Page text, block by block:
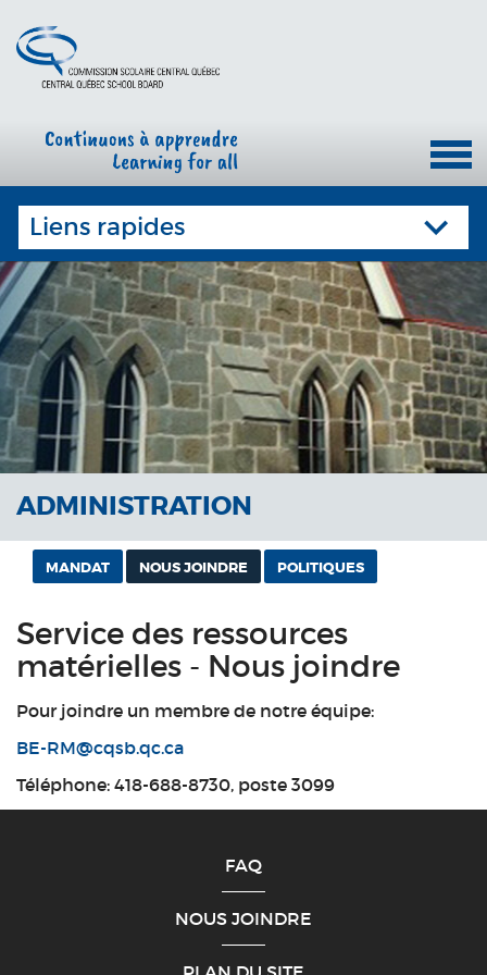
Liens rapides
ADMINISTRATION
MANDAT NOUS JOINDRE POLITIQUES
Service des ressources
matérielles - Nous joindre
Pour joindre un membre de notre équipe:
BE-RM@cqsb.qc.ca
Téléphone: 418-688-8730, poste 3099
FAQ
NOUS JOINDRE